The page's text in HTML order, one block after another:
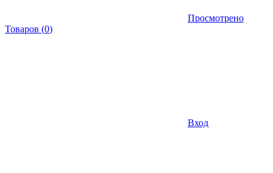
Просмотрено
Товаров (0)
Вход